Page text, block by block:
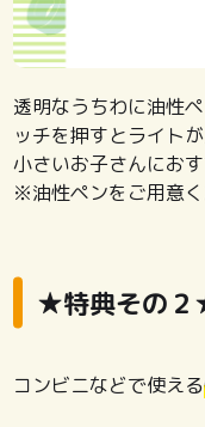
透明なうちわに油性
ッチを押すとライトが
小さいお子さんにおす
※油性ペンをご用意
★特典その
コンビニなどで使える